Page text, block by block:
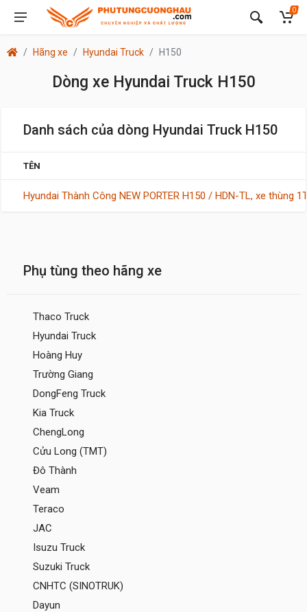
0
Hãng xe Hyundai Truck H150
Dòng xe Hyundai Truck H150
Phụ tùng theo hãng xe
Thaco Truck
Hyundai Truck
Hoàng Huy
Trường Giang
DongFeng Truck
Kia Truck
ChengLong
Cửu Long (TMT)
Đô Thành
Veam
Teraco
JAC
Isuzu Truck
Suzuki Truck
CNHTC (SINOTRUK)
Dayun
Danh sách của dòng Hyundai Truck H150
TÊN
Hyundai Thành Công NEW PORTER H150 / HDN-TL, xe thùng